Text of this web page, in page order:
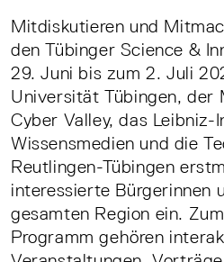
Mitdiskutieren und
den Tübinger Science &
29. Juni bis zum 2. Juli
Universität Tübingen, der
Cyber Valley, das
Wissensmedien und die
Reutlingen-Tübingen
interessierte Bürgerinnen
gesamten Region ein.
Programm gehören